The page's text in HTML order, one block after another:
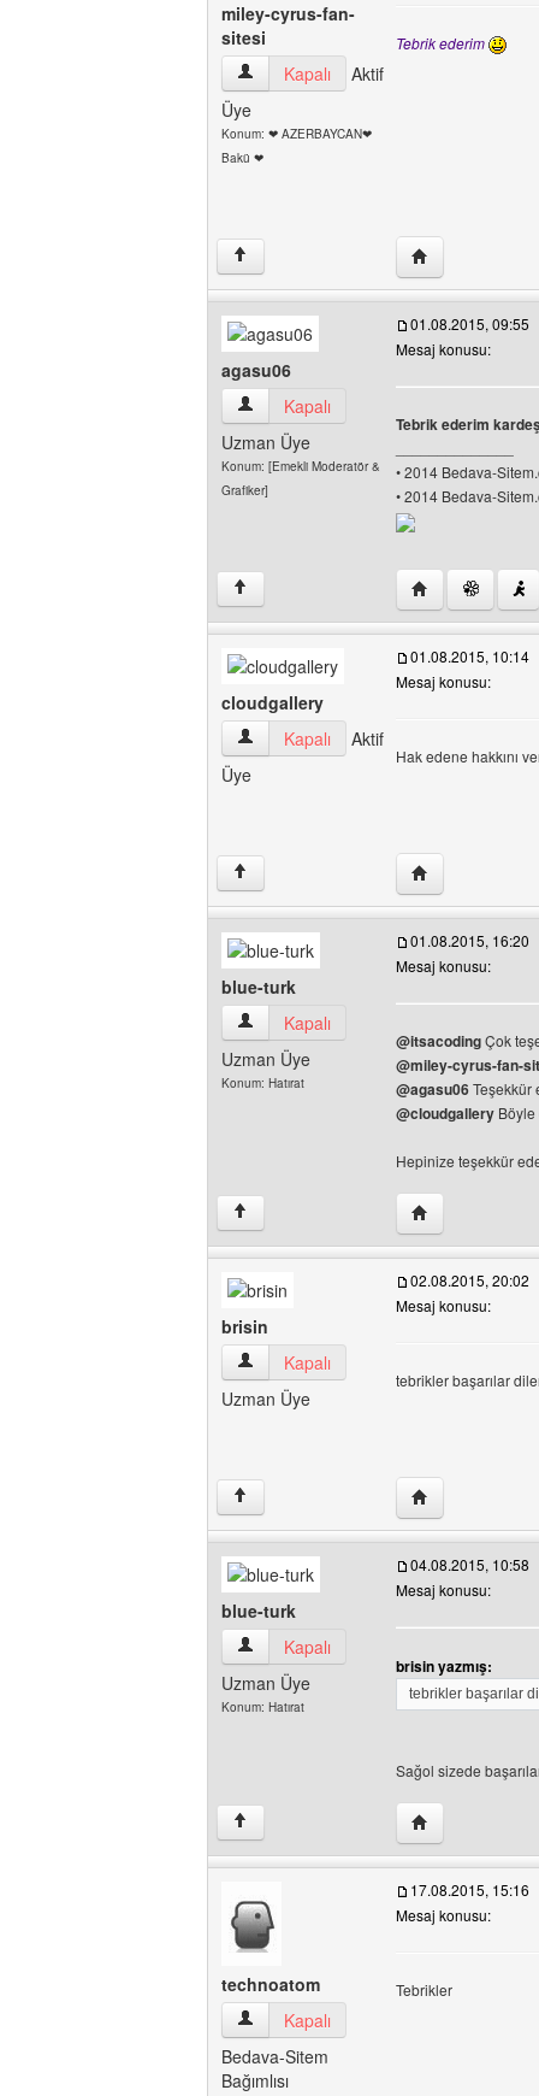
miley-cyrus-fan-
sitesi
miley-cyrus-fan-sitesi Kullanıcının
Kapalı
Aktif
Üye
Konum: ❤ AZERBAYCAN❤
Bakü ❤
Tebrik ederim
↑ Yazarın web
agasu06
agasu06 Kullanıcının profilini görüntüle
Kapalı
Uzman Üye
Konum: [Emekli Moderatör &
Grafiker]
01.08.2015, 09:55
Mesaj konusu:
Tebrik ederim
• 2014 Bedava-
• 2014 Bedava-
↑ Yazarın web
cloudgallery
cloudgallery Kullanıcının profilini
Kapalı
Aktif
Üye
01.08.2015, 10:14
Mesaj konusu:
Hak edene hakkını
↑ Yazarın web
blue-turk
blue-turk Kullanıcının profilini görüntüle
Kapalı
Uzman Üye
Konum: Hatırat
01.08.2015, 16:20
Mesaj konusu:
@itsacodingÇok
@miley-cyrus-fan-
@agasu06Teşekkür
@cloudgallery
Hepinize teşekkür
↑ Yazarın web
brisin
brisin Kullanıcının profilini görüntüle
Kapalı
Uzman Üye
02.08.2015, 20:02
Mesaj konusu:
tebrikler başarılar
↑ Yazarın web
blue-turk
blue-turk Kullanıcının profilini görüntüle
Kapalı
Uzman Üye
Konum: Hatırat
04.08.2015, 10:58
Mesaj konusu:
brisin yazmış:
tebrikler başarılar
Sağol sizede
↑ Yazarın web
technoatom
technoatom Kullanıcının profilini görüntüle
Kapalı
Bedava-Sitem
Bağımlısı
17.08.2015, 15:16
Mesaj konusu:
Tebrikler